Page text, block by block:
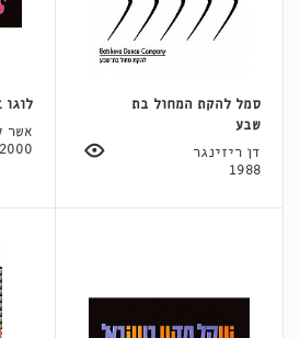
סמל להקת המחול בת
שבע
דן ריזינגר
1988
לוגו aaamat
אשר
2000